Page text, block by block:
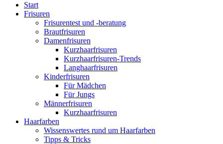
Start
Frisuren
Frisurentest und -beratung
Brautfrisuren
Damenfrisuren
Kurzhaarfrisuren
Kurzhaarfrisuren-Trends
Langhaarfrisuren
Kinderfrisuren
Für Mädchen
Für Jungs
Männerfrisuren
Kurzhaarfrisuren
Haarfarben
Wissenswertes rund um Haarfarben
Tipps & Tricks